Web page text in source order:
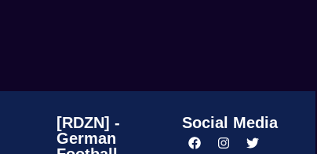
[RDZN] -
German
Social Media